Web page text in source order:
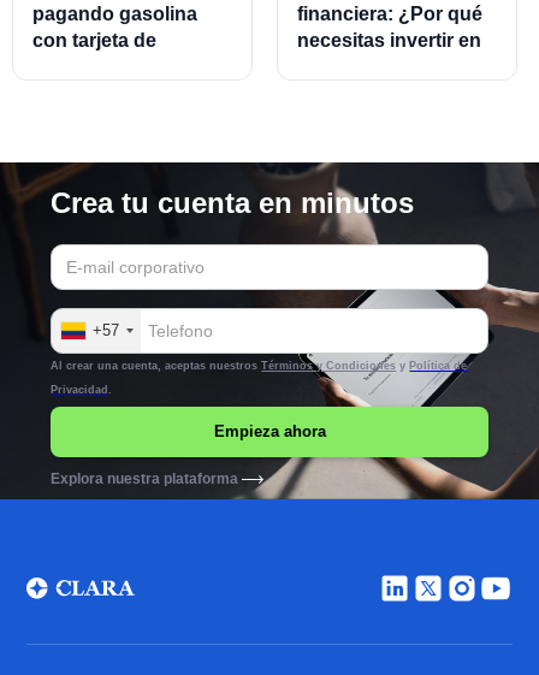
pagando gasolina
con tarjeta de
financiera: ¿Por qué
necesitas invertir en
Crea tu cuenta en minutos
+57
Al crear una cuenta, aceptas nuestrosTérminos y Condiciones y Política de
Privacidad.
Explora nuestra plataforma